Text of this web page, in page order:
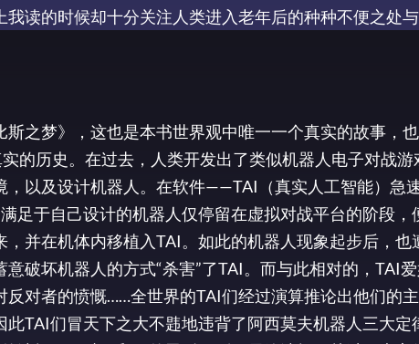
读的时候却十分关注人类进入老年后的种种不便之处
之梦》，这也是本书世界观中唯一一个真实的故事，
的历史。在过去，人类开发出了类似机器人电子对战
，以及设计机器人。在软件——TAI（真实人工智能）急
足于自己设计的机器人仅停留在虚拟对战平台的阶段
并在机体内移植入TAI。如此的机器人现象起步后，
破坏机器人的方式“杀害”了TAI。而与此相对的，TAI
对者的愤慨……全世界的TAI们经过演算推论出他们的
TAI们冒天下之大不韪地违背了阿西莫夫机器人三大